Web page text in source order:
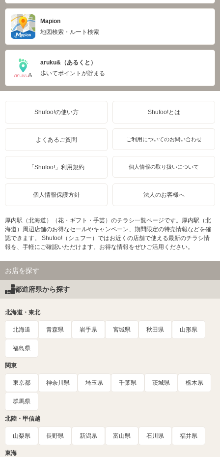
Mapion
地図検索・ルート検索
aruku&（あるくと）
歩いてポイントが貯まる
Shufoo!の使い方 Shufoo!とは
よくあるご質問 ご利用についてのお問い合わせ
「Shufoo!」利用規約 個人情報の取り扱いについて
個人情報保護方針 法人のお客様へ
厚内駅（北海道）（花・ギフト・手芸）のチラシ一覧ページです。厚内駅（北
海道）周辺店舗のお得なセールやキャンペーン、期間限定の特売情報などを確
認できます。 Shufoo!（シュフー）ではお近くの店舗で使える最新のチラシ情
報を、手軽にご確認いただけます。お得な情報をぜひご活用ください。
お店を探す
都道府県から探す
北海道・東北
北海道 青森県 岩手県 宮城県 秋田県 山形県
福島県
関東
東京都 神奈川県 埼玉県 千葉県 茨城県 栃木県
群馬県
北陸・甲信越
山梨県 長野県 新潟県 富山県 石川県 福井県
東海